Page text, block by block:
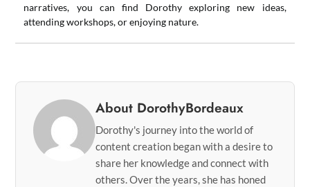
narratives, you can find Dorothy exploring new ideas,
attending workshops, or enjoying nature.
About DorothyBordeaux
Dorothy's journey into the world of
content creation began with a desire to
share her knowledge and connect with
others. Over the years, she has honed